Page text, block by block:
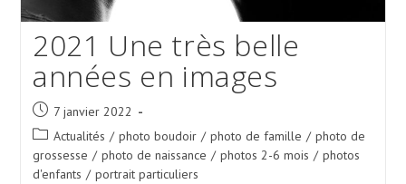
2021 Une très belle
années en images
Post
published:
7 janvier 2022
Post
category:
Actualités / photo boudoir / photo de famille / photo de
grossesse / photo de naissance / photos 2-6 mois / photos
d'enfants / portrait particuliers